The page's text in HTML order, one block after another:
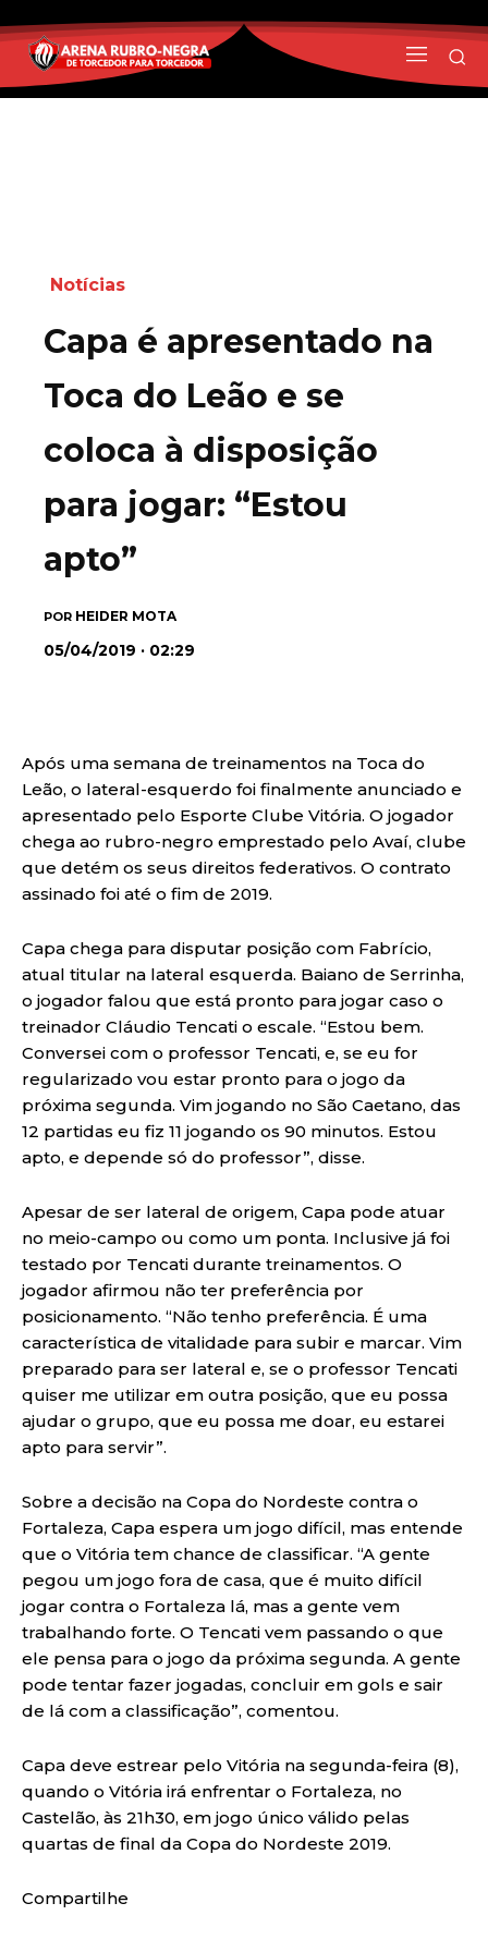
Notícias
Capa é apresentado na
Toca do Leão e se
coloca à disposição
para jogar: “Estou
apto”
POR HEIDER MOTA
05/04/2019 · 02:29
Após uma semana de treinamentos na Toca do
Leão, o lateral-esquerdo foi finalmente anunciado e
apresentado pelo Esporte Clube Vitória. O jogador
chega ao rubro-negro emprestado pelo Avaí, clube
que detém os seus direitos federativos. O contrato
assinado foi até o fim de 2019.
Capa chega para disputar posição com Fabrício,
atual titular na lateral esquerda. Baiano de Serrinha,
o jogador falou que está pronto para jogar caso o
treinador Cláudio Tencati o escale. “Estou bem.
Conversei com o professor Tencati, e, se eu for
regularizado vou estar pronto para o jogo da
próxima segunda. Vim jogando no São Caetano, das
12 partidas eu fiz 11 jogando os 90 minutos. Estou
apto, e depende só do professor”, disse.
Apesar de ser lateral de origem, Capa pode atuar
no meio-campo ou como um ponta. Inclusive já foi
testado por Tencati durante treinamentos. O
jogador afirmou não ter preferência por
posicionamento. “Não tenho preferência. É uma
característica de vitalidade para subir e marcar. Vim
preparado para ser lateral e, se o professor Tencati
quiser me utilizar em outra posição, que eu possa
ajudar o grupo, que eu possa me doar, eu estarei
apto para servir”.
Sobre a decisão na Copa do Nordeste contra o
Fortaleza, Capa espera um jogo difícil, mas entende
que o Vitória tem chance de classificar. “A gente
pegou um jogo fora de casa, que é muito difícil
jogar contra o Fortaleza lá, mas a gente vem
trabalhando forte. O Tencati vem passando o que
ele pensa para o jogo da próxima segunda. A gente
pode tentar fazer jogadas, concluir em gols e sair
de lá com a classificação”, comentou.
Capa deve estrear pelo Vitória na segunda-feira (8),
quando o Vitória irá enfrentar o Fortaleza, no
Castelão, às 21h30, em jogo único válido pelas
quartas de final da Copa do Nordeste 2019.
Compartilhe